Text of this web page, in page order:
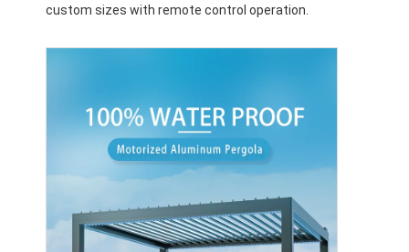
custom sizes with remote control operation.